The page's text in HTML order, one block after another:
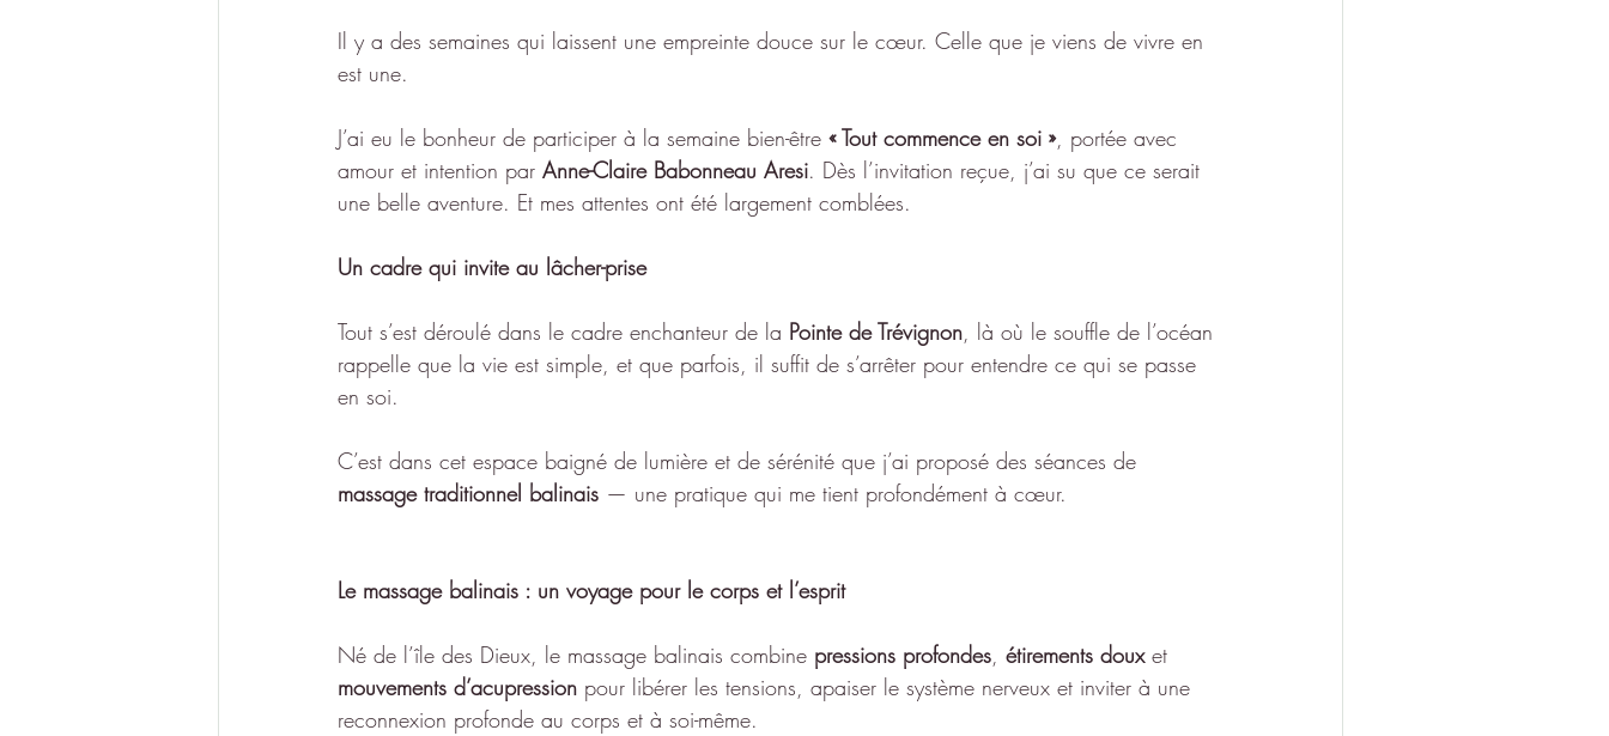
Il y a des semaines qui laissent une empreinte douce sur le cœur. Celle que je viens de vivre en
est une.
J’ai eu le bonheur de participer à la semaine bien-être « Tout commence en soi », portée avec
amour et intention par Anne-Claire Babonneau Aresi. Dès l’invitation reçue, j’ai su que ce serait
une belle aventure. Et mes attentes ont été largement comblées.
Un cadre qui invite au lâcher-prise
Tout s’est déroulé dans le cadre enchanteur de la Pointe de Trévignon, là où le souffle de l’océan
rappelle que la vie est simple, et que parfois, il suffit de s’arrêter pour entendre ce qui se passe
en soi.
C’est dans cet espace baigné de lumière et de sérénité que j’ai proposé des séances de
massage traditionnel balinais — une pratique qui me tient profondément à cœur.
Le massage balinais : un voyage pour le corps et l’esprit
Né de l’île des Dieux, le massage balinais combine pressions profondes, étirements doux et
mouvements d’acupression pour libérer les tensions, apaiser le système nerveux et inviter à une
reconnexion profonde au corps et à soi-même.